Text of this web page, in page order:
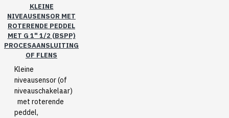
KLEINE
NIVEAUSENSOR MET
ROTERENDE PEDDEL
MET G 1" 1/2 (BSPP)
PROCESAANSLUITING
OF FLENS
Kleine
niveausensor (of
niveauschakelaar)
met roterende
peddel,